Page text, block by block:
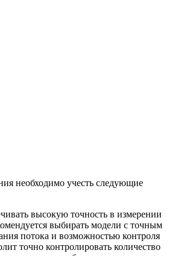
необходимо учесть следующие
высокую точность в измерении
выбирать модели с точным
потока и возможностью контроля
точно контролировать количество